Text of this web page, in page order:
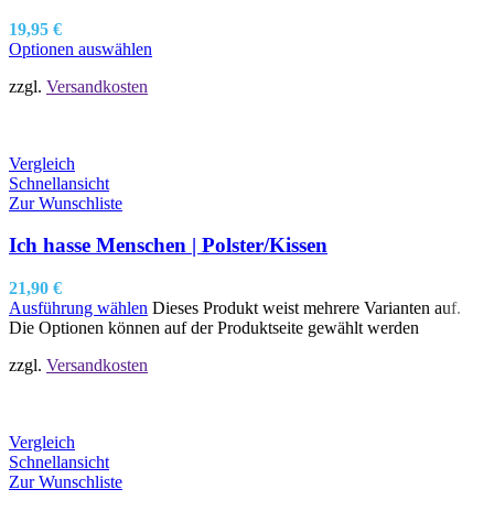
19,95 €
Optionen auswählen
zzgl. Versandkosten
Vergleich
Schnellansicht
Zur Wunschliste
Ich hasse Menschen | Polster/Kissen
21,90 €
Ausführung wählen Dieses Produkt weist mehrere Varianten auf.
Die Optionen können auf der Produktseite gewählt werden
zzgl. Versandkosten
Vergleich
Schnellansicht
Zur Wunschliste